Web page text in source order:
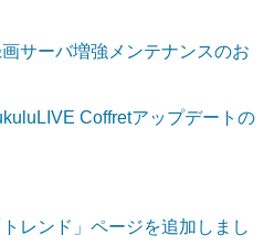
サーバ増強メンテナンスのお
Coffretアップデートの
トレンド」ページを追加しまし